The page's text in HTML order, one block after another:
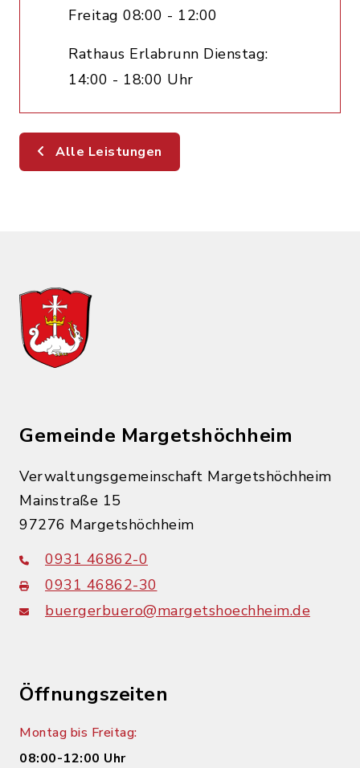
Freitag 08:00 - 12:00
Rathaus Erlabrunn Dienstag:
14:00 - 18:00 Uhr
Alle Leistungen
Gemeinde Margetshöchheim
Verwaltungsgemeinschaft Margetshöchheim
Mainstraße 15
97276 Margetshöchheim
0931 46862-0
0931 46862-30
buergerbuero@margetshoechheim.de
Öffnungszeiten
Montag bis Freitag:
08:00-12:00 Uhr